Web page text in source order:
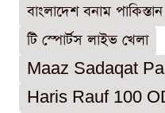
বাংলাদেশ বনাম
টি স্পোর্টস লাইভ খেলা
Maaz Sadaqat
Haris Rauf 100